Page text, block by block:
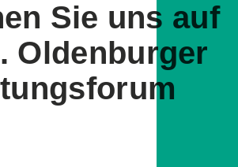
Sie uns auf
Oldenburger